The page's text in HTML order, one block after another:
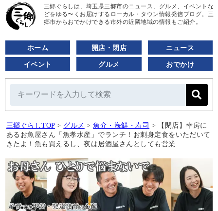
三郷ぐらしは、埼玉県三郷市のニュース、グルメ、イベントな
どをゆる〜くお届けするローカル・タウン情報発信ブログ。三
郷市からおでかけできる市外の近隣地域の情報もご紹介。
ホーム 開店・閉店 ニュース
イベント グルメ おでかけ
三郷ぐらしTOP > グルメ > 魚介・海鮮・寿司 > 【閉店】幸房に
あるお魚屋さん「魚孝水産」でランチ！お刺身定食をいただいて
きたよ！魚も買えるし、夜は居酒屋さんとしても営業